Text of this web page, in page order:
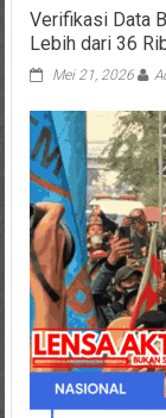
Verifikasi Data
Lebih dari 36
Mei 21, 2026